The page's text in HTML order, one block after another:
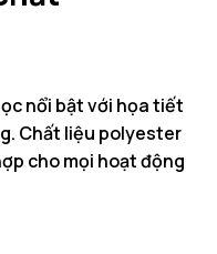
₫.
nổi bật với họa tiết
Chất liệu polyester
cho mọi hoạt động